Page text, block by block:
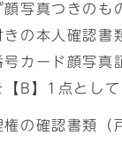
顔写真つきのも
きの本人確認書
号カード顔写
【B】1点として
権の確認書類（